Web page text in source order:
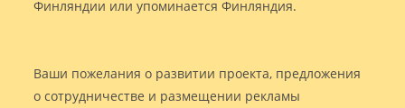
Финляндии или упоминается Финляндия.
Ваши пожелания о развитии проекта, предложения
о сотрудничестве и размещении рекламы